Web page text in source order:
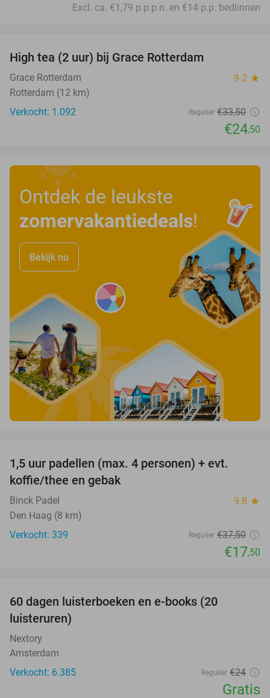
Excl. ca. €1,79 p.p.p.n. en €14 p.p. bedlinnen
High tea (2 uur) bij Grace Rotterdam
Grace Rotterdam 9.2 star
Rotterdam (12 km)
Verkocht: 1.092
Regulier €33,50
€24,50
Ontdek de leukste
zomervakantiedeals!
Bekijk nu
1,5 uur padellen (max. 4 personen) + evt.
koffie/thee en gebak
Binck Padel 9.8 star
Den Haag (8 km)
Verkocht: 339
Regulier €37,50
€17,50
60 dagen luisterboeken en e-books (20
luisteruren)
Nextory
Amsterdam
Verkocht: 6.385
Regulier €24
Gratis